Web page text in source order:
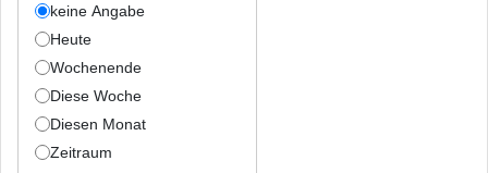
keine Angabe
Heute
Wochenende
Diese Woche
Diesen Monat
Zeitraum